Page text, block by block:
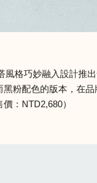
風格巧妙融入設計推
粉配色的版本，在
：NTD2,680）